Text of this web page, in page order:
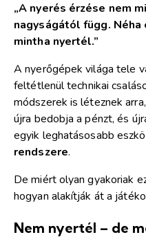
„A nyerés érzése nem
nagyságától függ. Néha
mintha nyertél.”
A nyerőgépek világa tele
feltétlenül technikai
módszerek is léteznek
újra bedobja a pénzt, és
egyik leghatásosabb
rendszere.
De miért olyan gyakoriak
hogyan alakítják át a
Nem nyertél – de